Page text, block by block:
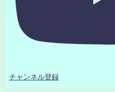
チャンネル登録